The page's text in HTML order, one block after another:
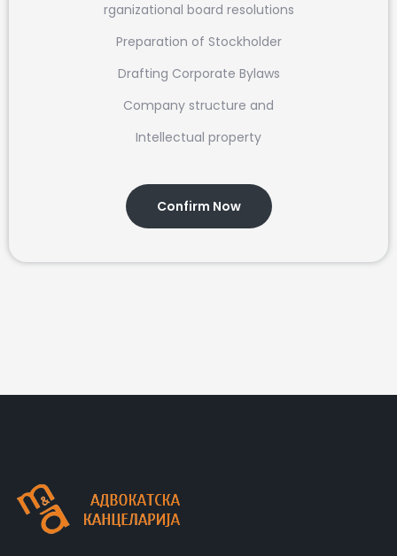
rganizational board resolutions
Preparation of Stockholder
Drafting Corporate Bylaws
Company structure and
Intellectual property
Confirm Now